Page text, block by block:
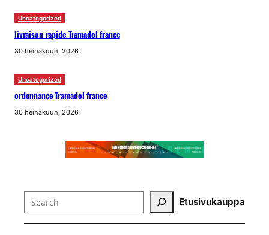
Uncategorized
livraison rapide Tramadol france
30 heinäkuun, 2026
Uncategorized
ordonnance Tramadol france
30 heinäkuun, 2026
Search Etusivukauppa